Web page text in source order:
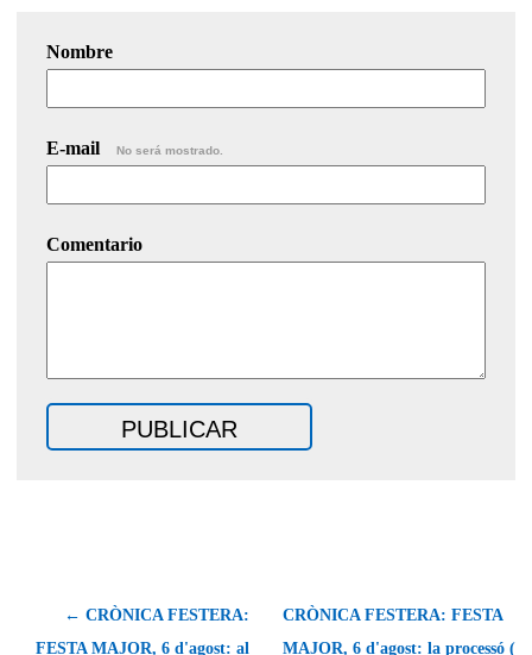
Nombre
E-mail No será mostrado.
Comentario
← CRÒNICA FESTERA:
FESTA MAJOR, 6 d'agost: al
CRÒNICA FESTERA: FESTA
MAJOR, 6 d'agost: la processó (